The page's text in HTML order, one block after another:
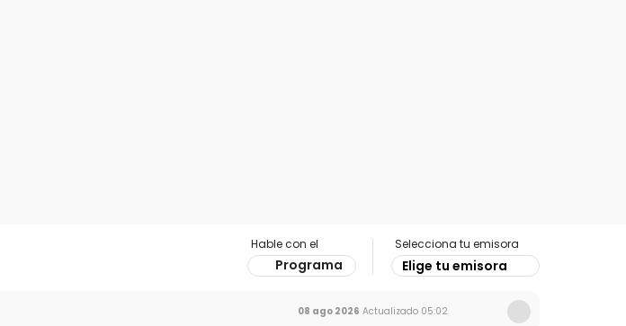
Hable con el
Programa
Selecciona tu emisora
Elige tu emisora
08 ago 2026 Actualizado 05:02